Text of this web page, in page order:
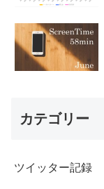
カテゴリー
ツイッター記録